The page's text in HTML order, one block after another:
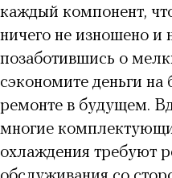
каждый компонент,
ничего не изношено и
позаботившись о
сэкономите деньги
ремонте в будущем.
многие
охлаждения требуют